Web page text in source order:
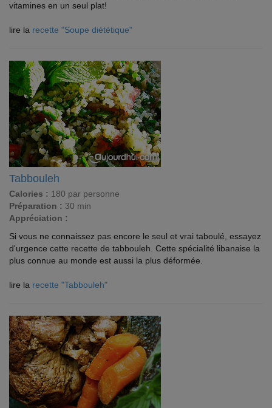
vitamines en un seul plat!
lire la recette "Soupe diététique"
Tabbouleh
Calories : 180 par personne
Préparation : 30 min
Appréciation :
Si vous ne connaissez pas encore le seul et vrai taboulé, essayez
d'urgence cette recette de tabbouleh. Cette spécialité libanaise la
plus connue au monde est aussi la plus déformée.
lire la recette "Tabbouleh"